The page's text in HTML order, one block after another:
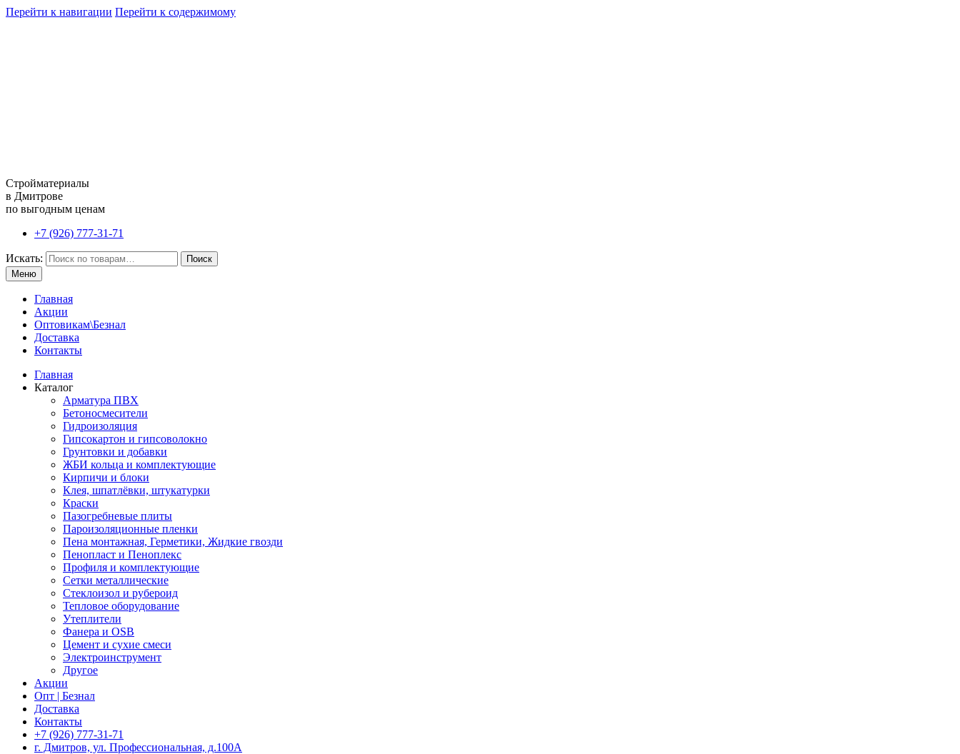
Перейти к навигации Перейти к содержимому
Стройматериалы
в Дмитрове
по выгодным ценам
+7 (926) 777-31-71
Искать:
Поиск
Меню
Главная
Акции
Оптовикам\Безнал
Доставка
Контакты
Главная
Каталог
Арматура ПВХ
Бетоносмесители
Гидроизоляция
Гипсокартон и гипсоволокно
Грунтовки и добавки
ЖБИ кольца и комплектующие
Кирпичи и блоки
Клея, шпатлёвки, штукатурки
Краски
Пазогребневые плиты
Пароизоляционные пленки
Пена монтажная, Герметики, Жидкие гвозди
Пенопласт и Пеноплекс
Профиля и комплектующие
Сетки металлические
Стеклоизол и рубероид
Тепловое оборудование
Утеплители
Фанера и OSB
Цемент и сухие смеси
Электроинструмент
Другое
Акции
Опт | Безнал
Доставка
Контакты
+7 (926) 777-31-71
г. Дмитров, ул. Профессиональная, д.100А